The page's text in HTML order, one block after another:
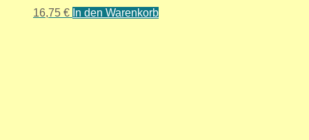
16,75 € In den Warenkorb